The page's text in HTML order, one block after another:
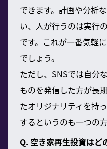
できます。計画や分析
い、人が行うのは実行
です。これが一番気軽
でしょう。
ただし、SNSでは自分
ものを発信した方が長
たオリジナリティを持
するというのも一つの方
Q. 空き家再生投資はど